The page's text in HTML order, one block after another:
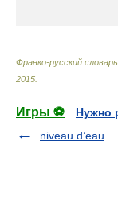
Франко-русский
2015
Игры ⚽
Нужно
niveau d’eau